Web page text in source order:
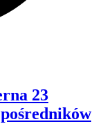
23